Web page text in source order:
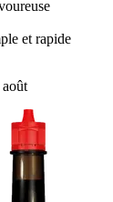
et rapide